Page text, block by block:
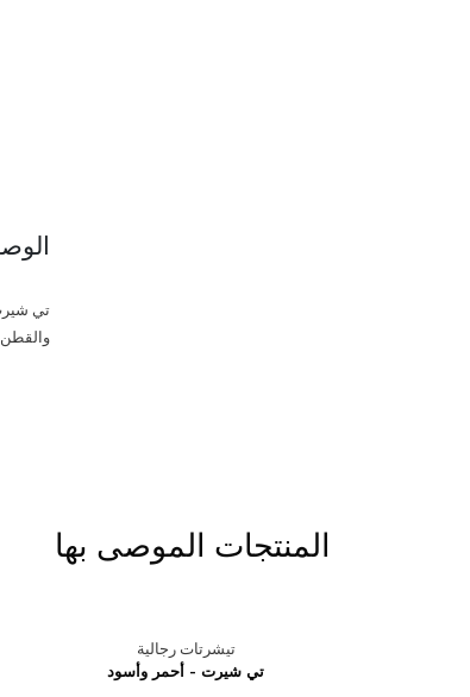
تي
والقطن -
المنتجات الموصى بها
تيشرتات رجالية
تي شيرت - أحمر وأسود